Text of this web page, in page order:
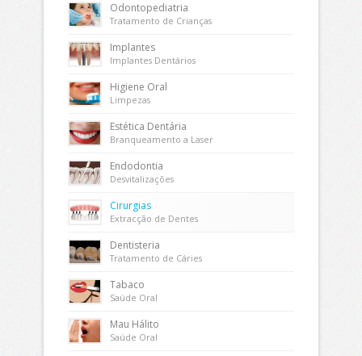
Odontopediatria
Tratamento de Crianças
Implantes
Implantes Dentários
Higiene Oral
Limpezas
Estética Dentária
Branqueamento a Laser
Endodontia
Desvitalizações
Cirurgias
Extracção de Dentes
Dentisteria
Tratamento de Cáries
Tabaco
Saúde Oral
Mau Hálito
Saúde Oral